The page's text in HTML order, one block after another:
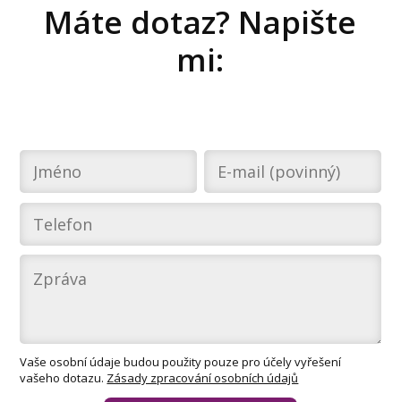
Máte dotaz? Napište
mi:
Vaše osobní údaje budou použity pouze pro účely vyřešení
vašeho dotazu. Zásady zpracování osobních údajů